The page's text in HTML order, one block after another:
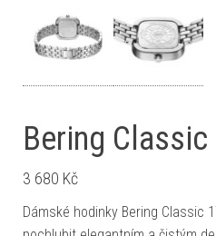
Bering
3 680 Kč
Dámské hodinky Bering Classic